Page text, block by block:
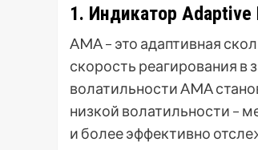
1. Индикатор
AMA – это адаптивная
скорость реагирования
волатильности AMA
низкой волатильности –
и более эффективно